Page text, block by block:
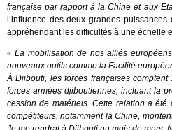
française par rapport à la Chine et aux
l’influence des deux grandes
appréhendant les difficultés à une échelle
«La mobilisation de nos alliés
nouveaux outils comme la Facilité
À Djibouti, les forces françaises
forces armées djiboutiennes, incluant la
cession de matériels. Cette relation a
compétiteurs, notamment la Chine,